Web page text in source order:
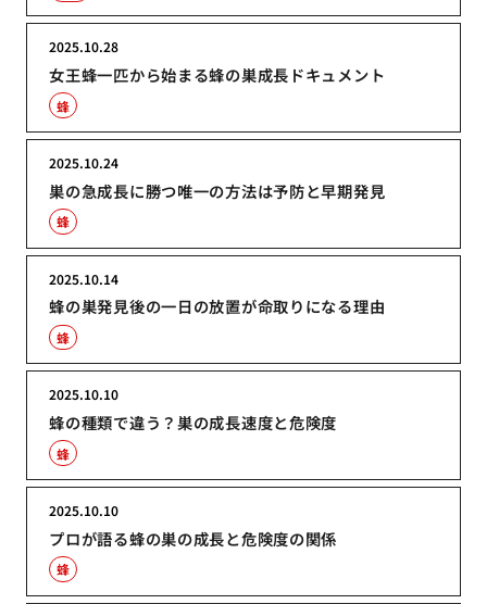
女王蜂一匹から始まる蜂の巣成長ドキュメント
2025.10.28
蜂
巣の急成長に勝つ唯一の方法は予防と早期発見
2025.10.24
蜂
蜂の巣発見後の一日の放置が命取りになる理由
2025.10.14
蜂
蜂の種類で違う？巣の成長速度と危険度
2025.10.10
蜂
プロが語る蜂の巣の成長と危険度の関係
2025.10.10
蜂